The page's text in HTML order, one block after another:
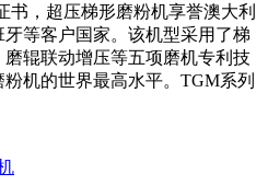
书，超压梯形磨粉机享誉澳大利
等客户国家。该机型采用了梯
辊联动增压等五项磨机专利技
机的世界最高水平。TGM系列